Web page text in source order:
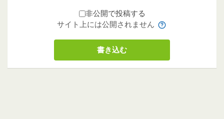
非公開で投稿する
サイト上には公開されません